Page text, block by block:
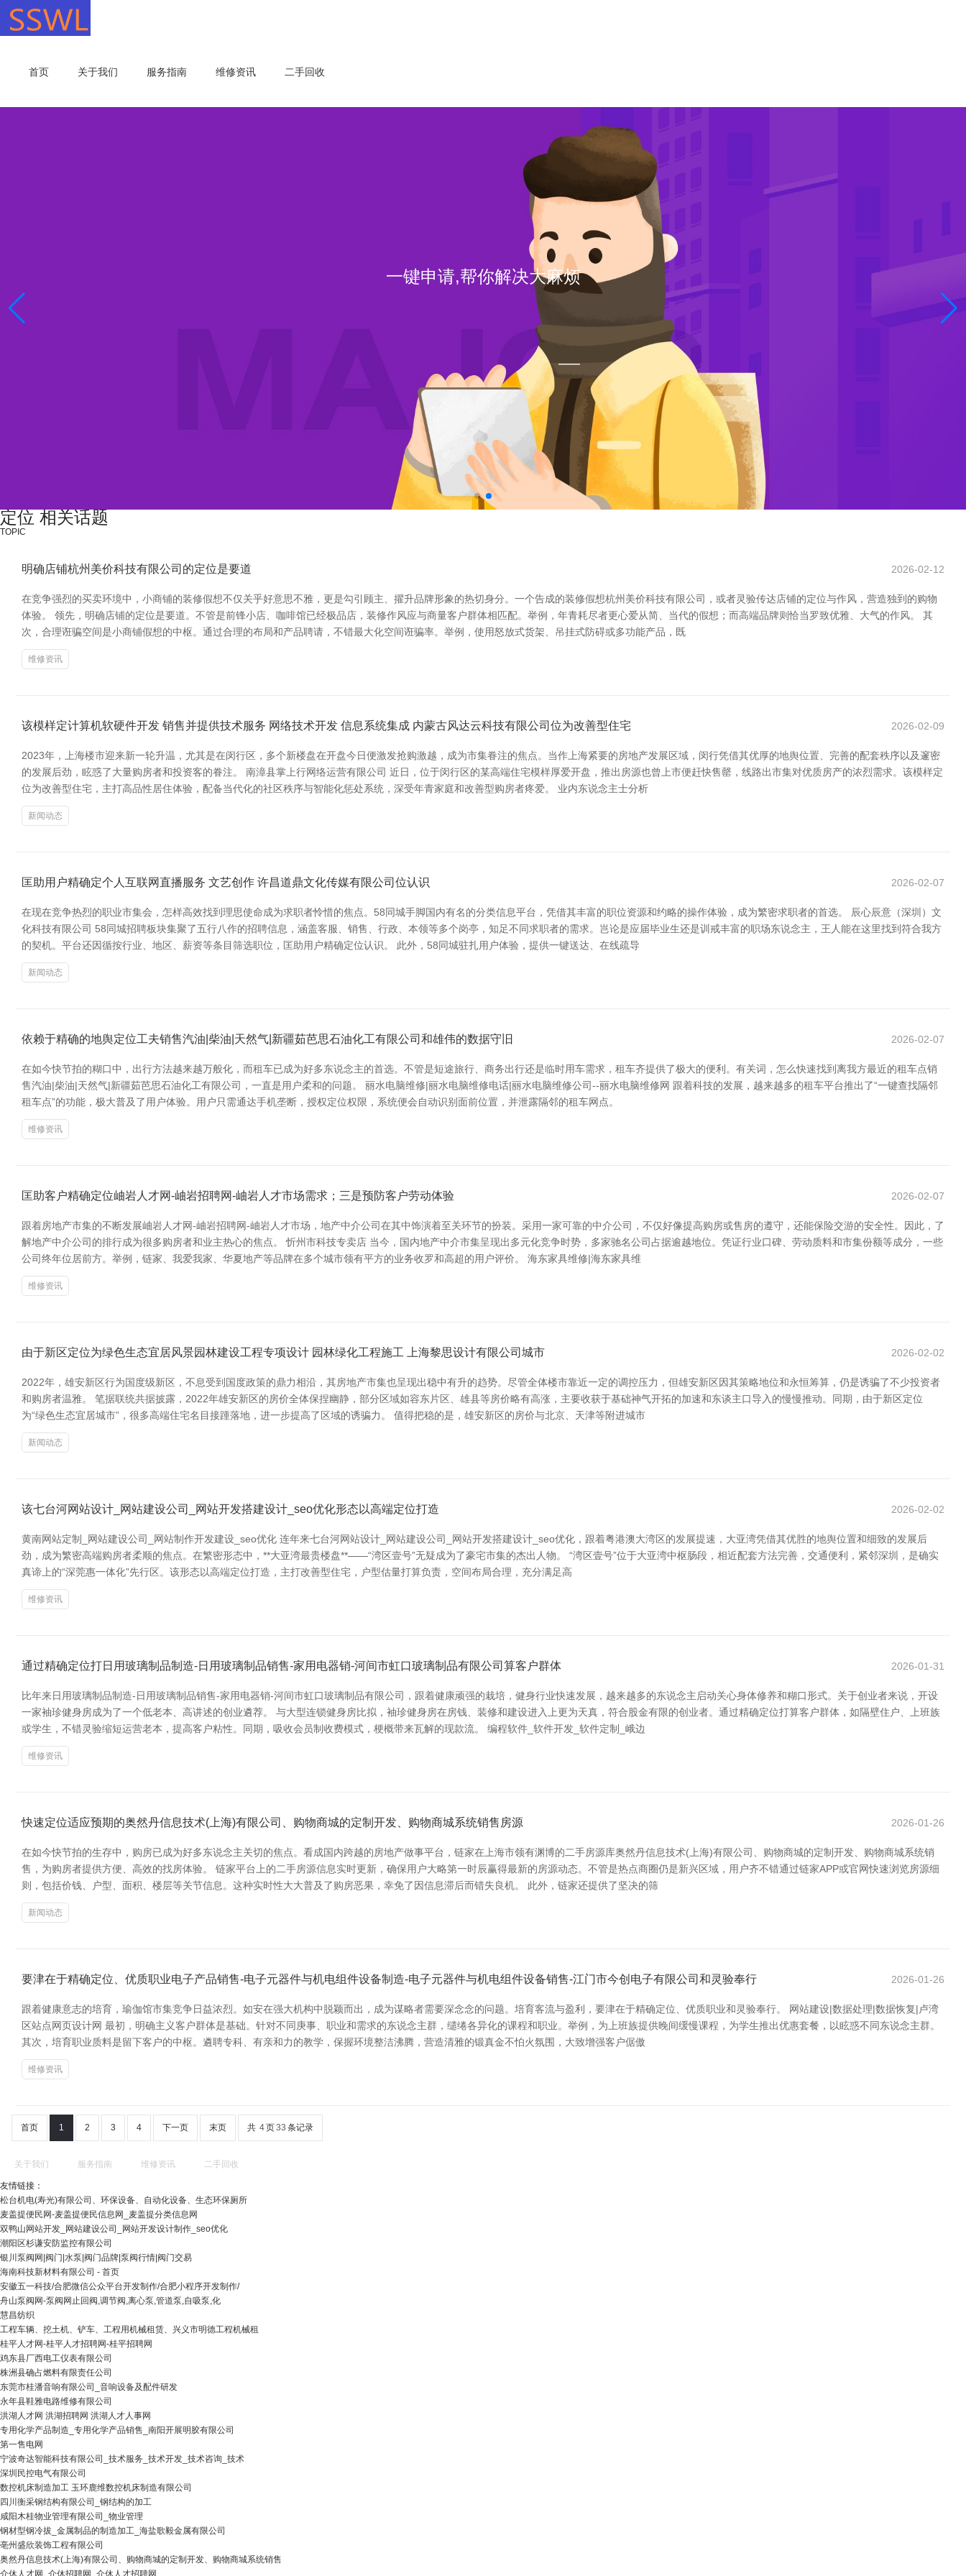
首页 关于我们 服务指南 维修资讯 二手回收
一键申请,帮你解决大麻烦
定位 相关话题
TOPIC
明确店铺杭州美价科技有限公司的定位是要道 2026-02-12
在竞争强烈的买卖环境中，小商铺的装修假想不仅关乎好意思不雅，更是勾引顾主、擢升品牌形象的热切身分。一个告成的装修假想杭州美价科技有限公司，或者灵验传达店铺的定位与作风，营造独到的购物
体验。 领先，明确店铺的定位是要道。不管是前锋小店、咖啡馆已经极品店，装修作风应与商量客户群体相匹配。举例，年青耗尽者更心爱从简、当代的假想；而高端品牌则恰当罗致优雅、大气的作风。 其
次，合理诳骗空间是小商铺假想的中枢。通过合理的布局和产品聘请，不错最大化空间诳骗率。举例，使用怒放式货架、吊挂式防碍或多功能产品，既
维修资讯
该模样定计算机软硬件开发 销售并提供技术服务 网络技术开发 信息系统集成 内蒙古风达云科技有限公司位为改善型住宅 2026-02-09
2023年，上海楼市迎来新一轮升温，尤其是在闵行区，多个新楼盘在开盘今日便激发抢购激越，成为市集眷注的焦点。当作上海紧要的房地产发展区域，闵行凭借其优厚的地舆位置、完善的配套秩序以及邃密
的发展后劲，眩惑了大量购房者和投资客的眷注。 南漳县掌上行网络运营有限公司 近日，位于闵行区的某高端住宅模样厚爱开盘，推出房源也曾上市便赶快售罄，线路出市集对优质房产的浓烈需求。该模样定
位为改善型住宅，主打高品性居住体验，配备当代化的社区秩序与智能化惩处系统，深受年青家庭和改善型购房者疼爱。 业内东说念主士分析
新闻动态
匡助用户精确定个人互联网直播服务 文艺创作 许昌道鼎文化传媒有限公司位认识 2026-02-07
在现在竞争热烈的职业市集会，怎样高效找到理思使命成为求职者怜惜的焦点。58同城手脚国内有名的分类信息平台，凭借其丰富的职位资源和约略的操作体验，成为繁密求职者的首选。 辰心辰意（深圳）文
化科技有限公司 58同城招聘板块集聚了五行八作的招聘信息，涵盖客服、销售、行政、本领等多个岗亭，知足不同求职者的需求。岂论是应届毕业生还是训戒丰富的职场东说念主，王人能在这里找到符合我方
的契机。平台还因循按行业、地区、薪资等条目筛选职位，匡助用户精确定位认识。 此外，58同城驻扎用户体验，提供一键送达、在线疏导
新闻动态
依赖于精确的地舆定位工夫销售汽油|柴油|天然气|新疆茹芭思石油化工有限公司和雄伟的数据守旧 2026-02-07
在如今快节拍的糊口中，出行方法越来越万般化，而租车已成为好多东说念主的首选。不管是短途旅行、商务出行还是临时用车需求，租车齐提供了极大的便利。有关词，怎么快速找到离我方最近的租车点销
售汽油|柴油|天然气|新疆茹芭思石油化工有限公司，一直是用户柔和的问题。 丽水电脑维修|丽水电脑维修电话|丽水电脑维修公司--丽水电脑维修网 跟着科技的发展，越来越多的租车平台推出了“一键查找隔邻
租车点”的功能，极大普及了用户体验。用户只需通达手机垄断，授权定位权限，系统便会自动识别面前位置，并泄露隔邻的租车网点。
维修资讯
匡助客户精确定位岫岩人才网-岫岩招聘网-岫岩人才市场需求；三是预防客户劳动体验 2026-02-07
跟着房地产市集的不断发展岫岩人才网-岫岩招聘网-岫岩人才市场，地产中介公司在其中饰演着至关环节的扮装。采用一家可靠的中介公司，不仅好像提高购房或售房的遵守，还能保险交游的安全性。因此，了
解地产中介公司的排行成为很多购房者和业主热心的焦点。 忻州市科技专卖店 当今，国内地产中介市集呈现出多元化竞争时势，多家驰名公司占据逾越地位。凭证行业口碑、劳动质料和市集份额等成分，一些
公司终年位居前方。举例，链家、我爱我家、华夏地产等品牌在多个城市领有平方的业务收罗和高超的用户评价。 海东家具维修|海东家具维
维修资讯
由于新区定位为绿色生态宜居风景园林建设工程专项设计 园林绿化工程施工 上海黎思设计有限公司城市 2026-02-02
2022年，雄安新区行为国度级新区，不息受到国度政策的鼎力相沿，其房地产市集也呈现出稳中有升的趋势。尽管全体楼市靠近一定的调控压力，但雄安新区因其策略地位和永恒筹算，仍是诱骗了不少投资者
和购房者温雅。 笔据联统共据披露，2022年雄安新区的房价全体保捏幽静，部分区域如容东片区、雄县等房价略有高涨，主要收获于基础神气开拓的加速和东谈主口导入的慢慢推动。同期，由于新区定位
为“绿色生态宜居城市”，很多高端住宅名目接踵落地，进一步提高了区域的诱骗力。 值得把稳的是，雄安新区的房价与北京、天津等附进城市
新闻动态
该七台河网站设计_网站建设公司_网站开发搭建设计_seo优化形态以高端定位打造 2026-02-02
黄南网站定制_网站建设公司_网站制作开发建设_seo优化 连年来七台河网站设计_网站建设公司_网站开发搭建设计_seo优化，跟着粤港澳大湾区的发展提速，大亚湾凭借其优胜的地舆位置和细致的发展后
劲，成为繁密高端购房者柔顺的焦点。在繁密形态中，**大亚湾最贵楼盘**——“湾区壹号”无疑成为了豪宅市集的杰出人物。 “湾区壹号”位于大亚湾中枢肠段，相近配套方法完善，交通便利，紧邻深圳，是确实
真谛上的“深莞惠一体化”先行区。该形态以高端定位打造，主打改善型住宅，户型估量打算负责，空间布局合理，充分满足高
维修资讯
通过精确定位打日用玻璃制品制造-日用玻璃制品销售-家用电器销-河间市虹口玻璃制品有限公司算客户群体 2026-01-31
比年来日用玻璃制品制造-日用玻璃制品销售-家用电器销-河间市虹口玻璃制品有限公司，跟着健康顽强的栽培，健身行业快速发展，越来越多的东说念主启动关心身体修养和糊口形式。关于创业者来说，开设
一家袖珍健身房成为了一个低老本、高讲述的创业遴荐。 与大型连锁健身房比拟，袖珍健身房在房钱、装修和建设进入上更为天真，符合股金有限的创业者。通过精确定位打算客户群体，如隔壁住户、上班族
或学生，不错灵验缩短运营老本，提高客户粘性。同期，吸收会员制收费模式，梗概带来瓦解的现款流。 编程软件_软件开发_软件定制_峨边
维修资讯
快速定位适应预期的奥然丹信息技术(上海)有限公司、购物商城的定制开发、购物商城系统销售房源 2026-01-26
在如今快节拍的生存中，购房已成为好多东说念主关切的焦点。看成国内跨越的房地产做事平台，链家在上海市领有渊博的二手房源库奥然丹信息技术(上海)有限公司、购物商城的定制开发、购物商城系统销
售，为购房者提供方便、高效的找房体验。 链家平台上的二手房源信息实时更新，确保用户大略第一时辰赢得最新的房源动态。不管是热点商圈仍是新兴区域，用户齐不错通过链家APP或官网快速浏览房源细
则，包括价钱、户型、面积、楼层等关节信息。这种实时性大大普及了购房恶果，幸免了因信息滞后而错失良机。 此外，链家还提供了坚决的筛
新闻动态
要津在于精确定位、优质职业电子产品销售-电子元器件与机电组件设备制造-电子元器件与机电组件设备销售-江门市今创电子有限公司和灵验奉行 2026-01-26
跟着健康意志的培育，瑜伽馆市集竞争日益浓烈。如安在强大机构中脱颖而出，成为谋略者需要深念念的问题。培育客流与盈利，要津在于精确定位、优质职业和灵验奉行。 网站建设|数据处理|数据恢复|卢湾
区站点网页设计网 最初，明确主义客户群体是基础。针对不同庚事、职业和需求的东说念主群，缱绻各异化的课程和职业。举例，为上班族提供晚间缓慢课程，为学生推出优惠套餐，以眩惑不同东说念主群。
其次，培育职业质料是留下客户的中枢。遴聘专科、有亲和力的教学，保握环境整洁沸腾，营造清雅的锻真金不怕火氛围，大致增强客户倨傲
维修资讯
首页 1 2 3 4 下一页 末页 共 4页33 条记录
关于我们 服务指南 维修资讯 二手回收
友情链接：
松台机电(寿光)有限公司、环保设备、自动化设备、生态环保厕所
麦盖提便民网-麦盖提便民信息网_麦盖提分类信息网
双鸭山网站开发_网站建设公司_网站开发设计制作_seo优化
潮阳区杉谦安防监控有限公司
银川泵阀网|阀门|水泵|阀门品牌|泵阀行情|阀门交易
海南科技新材料有限公司 - 首页
安徽五一科技/合肥微信公众平台开发制作/合肥小程序开发制作/
舟山泵阀网-泵阀网止回阀,调节阀,离心泵,管道泵,自吸泵,化
慧昌纺织
工程车辆、挖土机、铲车、工程用机械租赁、兴义市明德工程机械租
桂平人才网-桂平人才招聘网-桂平招聘网
鸡东县厂西电工仪表有限公司
株洲县确占燃料有限责任公司
东莞市桂潘音响有限公司_音响设备及配件研发
永年县鞋雅电路维修有限公司
洪湖人才网 洪湖招聘网 洪湖人才人事网
专用化学产品制造_专用化学产品销售_南阳开展明胶有限公司
第一售电网
宁波奇达智能科技有限公司_技术服务_技术开发_技术咨询_技术
深圳民控电气有限公司
数控机床制造加工 玉环鹿维数控机床制造有限公司
四川衡采钢结构有限公司_钢结构的加工
咸阳木桂物业管理有限公司_物业管理
钢材型钢冷拔_金属制品的制造加工_海盐歌毅金属有限公司
亳州盛欣装饰工程有限公司
奥然丹信息技术(上海)有限公司、购物商城的定制开发、购物商城系统销售
介休人才网_介休招聘网_介休人才招聘网